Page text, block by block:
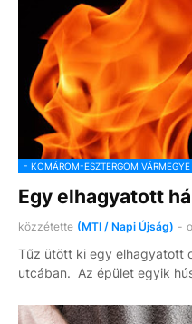
- KOMÁROM-ESZTERGOM VÁRMEGYE
Egy elhagyatott
közzétette (MTI / Napi Újság) -
Tűz ütött ki egy elhagyatott
utcában. Az épület egyik